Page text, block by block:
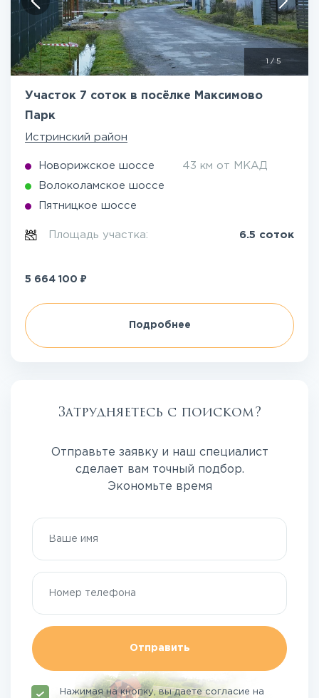
/ 5
Участок 7 соток в посёлке Максимово
Парк
Истринский район
Новорижское шоссе 43 км от МКАД
Волоколамское шоссе
Пятницкое шоссе
Площадь участка: 6.5 соток
5 664 100 ₽
Подробнее
Затрудняетесь с поиском?
Отправьте заявку и наш специалист
сделает вам точный подбор.
Экономьте время
Отправить
Нажимая на кнопку, вы даете согласие на